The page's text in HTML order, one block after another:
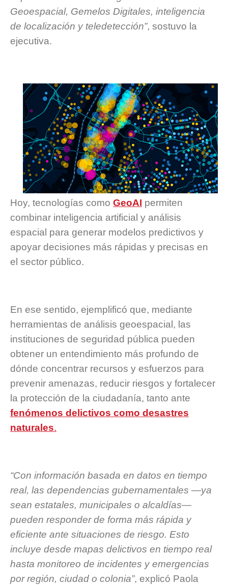
Geoespacial, Gemelos Digitales, inteligencia
de localización y teledetección”, sostuvo la
ejecutiva.
Hoy, tecnologías como GeoAI permiten
combinar inteligencia artificial y análisis
espacial para generar modelos predictivos y
apoyar decisiones más rápidas y precisas en
el sector público.
En ese sentido, ejemplificó que, mediante
herramientas de análisis geoespacial, las
instituciones de seguridad pública pueden
obtener un entendimiento más profundo de
dónde concentrar recursos y esfuerzos para
prevenir amenazas, reducir riesgos y fortalecer
la protección de la ciudadanía, tanto ante
fenómenos delictivos como desastres
naturales.
“Con información basada en datos en tiempo
real, las dependencias gubernamentales —ya
sean estatales, municipales o alcaldías—
pueden responder de forma más rápida y
eficiente ante situaciones de riesgo. Esto
incluye desde mapas delictivos en tiempo real
hasta monitoreo de incidentes y emergencias
por región, ciudad o colonia”, explicó Paola